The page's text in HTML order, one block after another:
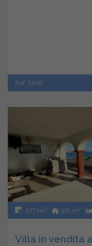
Ref. 2845
577 m2 315 m2
Villa in vendita